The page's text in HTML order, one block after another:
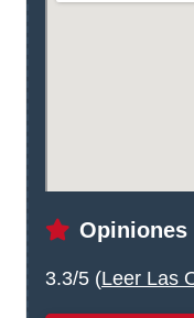
Opiniones
3.3/5 (Leer Las